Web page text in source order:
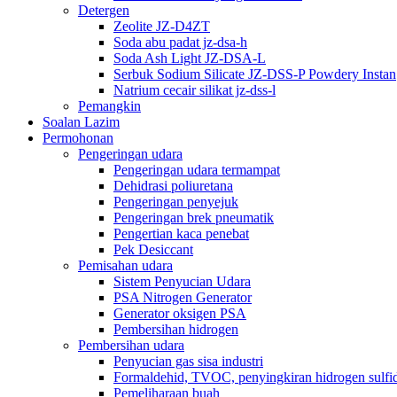
Detergen
Zeolite JZ-D4ZT
Soda abu padat jz-dsa-h
Soda Ash Light JZ-DSA-L
Serbuk Sodium Silicate JZ-DSS-P Powdery Instan
Natrium cecair silikat jz-dss-l
Pemangkin
Soalan Lazim
Permohonan
Pengeringan udara
Pengeringan udara termampat
Dehidrasi poliuretana
Pengeringan penyejuk
Pengeringan brek pneumatik
Pengertian kaca penebat
Pek Desiccant
Pemisahan udara
Sistem Penyucian Udara
PSA Nitrogen Generator
Generator oksigen PSA
Pembersihan hidrogen
Pembersihan udara
Penyucian gas sisa industri
Formaldehid, TVOC, penyingkiran hidrogen
Pemeliharaan buah